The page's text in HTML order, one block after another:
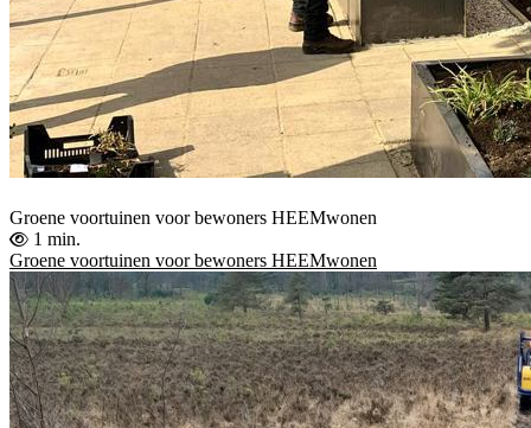
Groene voortuinen voor bewoners HEEMwonen
1 min.
Groene voortuinen voor bewoners HEEMwonen